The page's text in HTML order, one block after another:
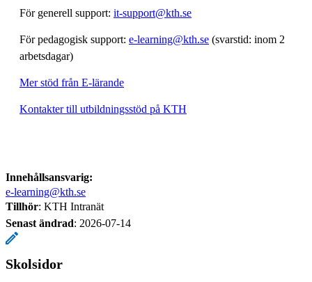
För generell support: it-support@kth.se
För pedagogisk support: e-learning@kth.se (svarstid: inom 2
arbetsdagar)
Mer stöd från E-lärande
Kontakter till utbildningsstöd på KTH
Innehållsansvarig:
e-learning@kth.se
Tillhör: KTH Intranät
Senast ändrad: 2026-07-14
Skolsidor